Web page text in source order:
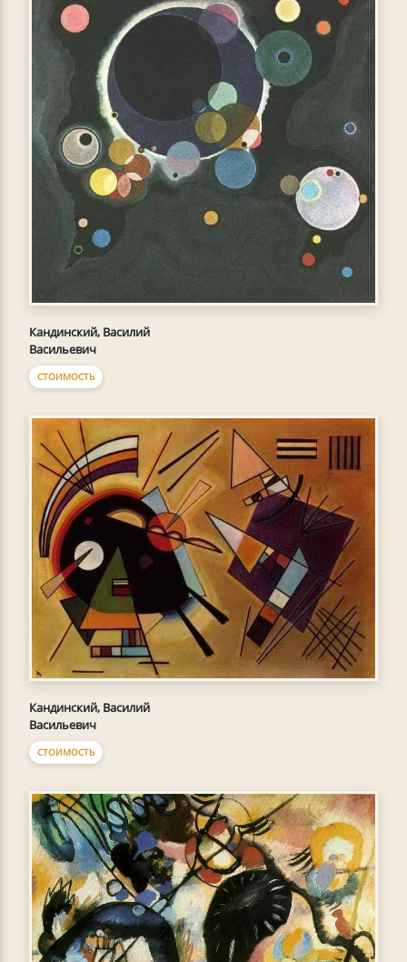
Кандинский, Василий
Васильевич
СТОИМОСТЬ
Кандинский, Василий
Васильевич
СТОИМОСТЬ